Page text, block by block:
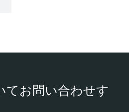
てお問い合わせす